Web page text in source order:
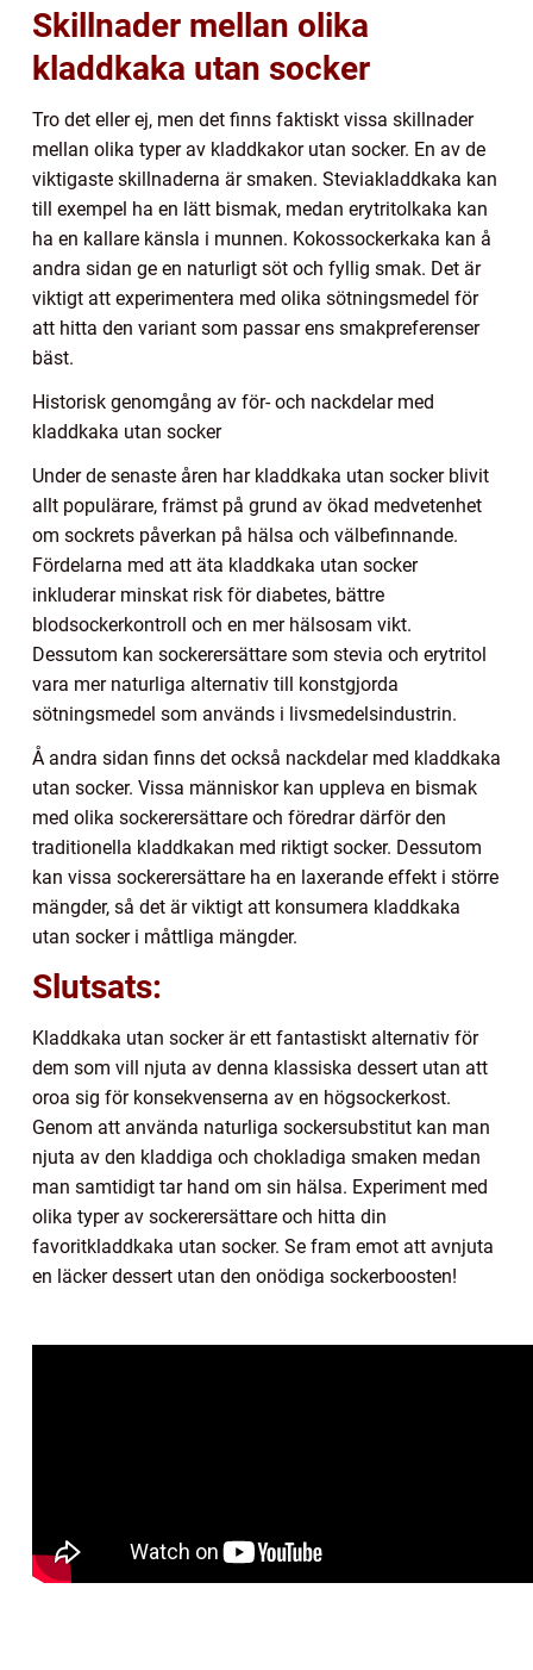
Skillnader mellan olika
kladdkaka utan socker
Tro det eller ej, men det finns faktiskt vissa skillnader
mellan olika typer av kladdkakor utan socker. En av de
viktigaste skillnaderna är smaken. Steviakladdkaka kan
till exempel ha en lätt bismak, medan erytritolkaka kan
ha en kallare känsla i munnen. Kokossockerkaka kan å
andra sidan ge en naturligt söt och fyllig smak. Det är
viktigt att experimentera med olika sötningsmedel för
att hitta den variant som passar ens smakpreferenser
bäst.
Historisk genomgång av för- och nackdelar med
kladdkaka utan socker
Under de senaste åren har kladdkaka utan socker blivit
allt populärare, främst på grund av ökad medvetenhet
om sockrets påverkan på hälsa och välbefinnande.
Fördelarna med att äta kladdkaka utan socker
inkluderar minskat risk för diabetes, bättre
blodsockerkontroll och en mer hälsosam vikt.
Dessutom kan sockerersättare som stevia och erytritol
vara mer naturliga alternativ till konstgjorda
sötningsmedel som används i livsmedelsindustrin.
Å andra sidan finns det också nackdelar med kladdkaka
utan socker. Vissa människor kan uppleva en bismak
med olika sockerersättare och föredrar därför den
traditionella kladdkakan med riktigt socker. Dessutom
kan vissa sockerersättare ha en laxerande effekt i större
mängder, så det är viktigt att konsumera kladdkaka
utan socker i måttliga mängder.
Slutsats:
Kladdkaka utan socker är ett fantastiskt alternativ för
dem som vill njuta av denna klassiska dessert utan att
oroa sig för konsekvenserna av en högsockerkost.
Genom att använda naturliga sockersubstitut kan man
njuta av den kladdiga och chokladiga smaken medan
man samtidigt tar hand om sin hälsa. Experiment med
olika typer av sockerersättare och hitta din
favoritkladdkaka utan socker. Se fram emot att avnjuta
en läcker dessert utan den onödiga sockerboosten!